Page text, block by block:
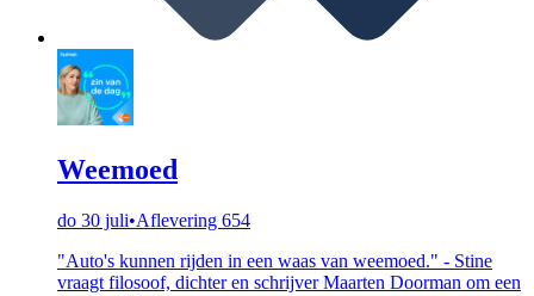
Weemoed
do 30 juli•Aflevering 654
"Auto's kunnen rijden in een waas van weemoed." - Stine
vraagt filosoof, dichter en schrijver Maarten Doorman om een